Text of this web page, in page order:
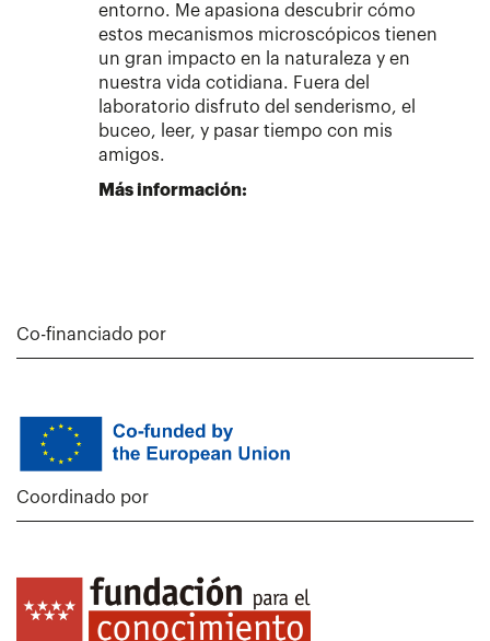
entorno. Me apasiona descubrir cómo
estos mecanismos microscópicos tienen
un gran impacto en la naturaleza y en
nuestra vida cotidiana. Fuera del
laboratorio disfruto del senderismo, el
buceo, leer, y pasar tiempo con mis
amigos.
Más información:
Co-financiado por
Coordinado por